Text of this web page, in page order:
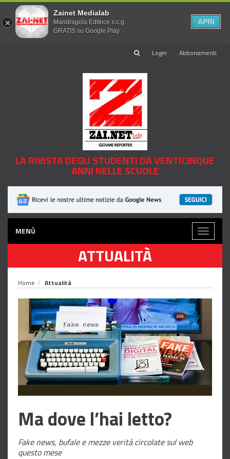
Login Abbonamenti
LA RIVISTA DEGLI STUDENTI DA VENTICINQUE
ANNI NELLE SCUOLE
MENÙ
Toggle
ATTUALITÀ
Home Attualità
Ma dove l’hai letto?
Fake news, bufale e mezze verità circolate sul web
questo mese
Zainet Medialab
Mandragola Editrice s.c.g.
GRATIS su Google Play
APRI